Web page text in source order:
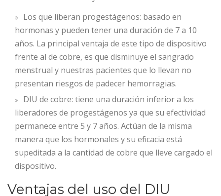
Los que liberan progestágenos: basado en
hormonas y pueden tener una duración de 7 a 10
años. La principal ventaja de este tipo de dispositivo
frente al de cobre, es que disminuye el sangrado
menstrual y nuestras pacientes que lo llevan no
presentan riesgos de padecer hemorragias.
DIU de cobre: tiene una duración inferior a los
liberadores de progestágenos ya que su efectividad
permanece entre 5 y 7 años. Actúan de la misma
manera que los hormonales y su eficacia está
supeditada a la cantidad de cobre que lleve cargado el
dispositivo.
Ventajas del uso del DIU